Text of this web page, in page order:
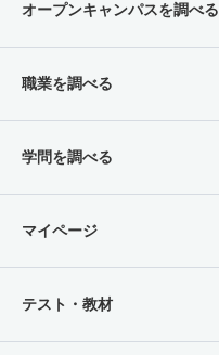
オープンキャンパスを調べる
職業を調べる
学問を調べる
マイページ
テスト・教材